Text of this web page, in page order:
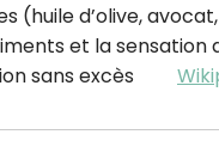
(huile d’olive,
et la
sans excès